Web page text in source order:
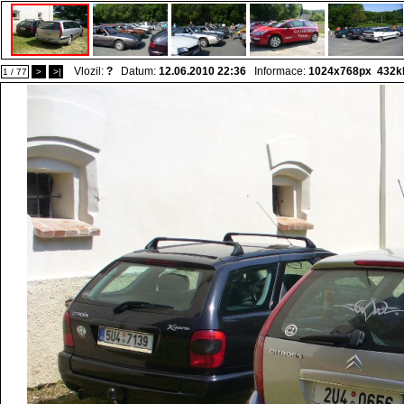
1 / 77 > >| Vlozil: ? Datum: 12.06.2010 22:36 Informace: 1024x768px